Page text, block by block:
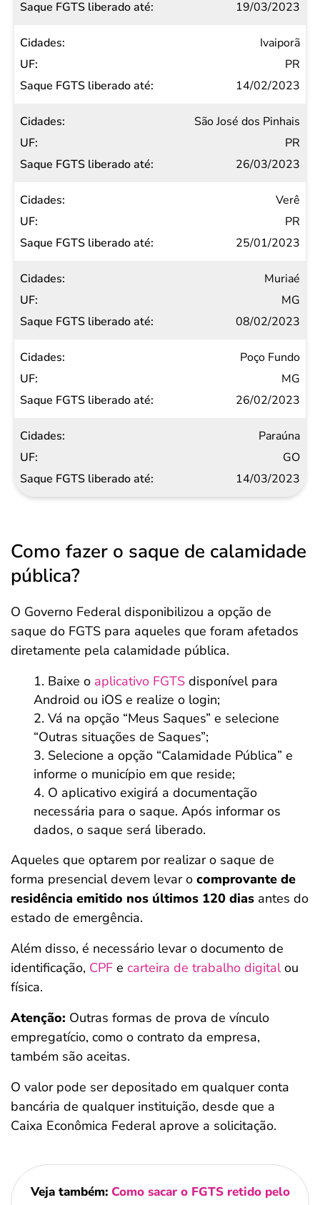
19/03/2023
Ivaiporã
PR
14/02/2023
São José dos Pinhais
PR
26/03/2023
Verê
PR
25/01/2023
Muriaé
MG
08/02/2023
Poço Fundo
MG
26/02/2023
Paraúna
GO
14/03/2023
Como fazer o saque de calamidade
pública?
O Governo Federal disponibilizou a opção de
saque do FGTS para aqueles que foram afetados
diretamente pela calamidade pública.
Baixe o aplicativo FGTS disponível para
Android ou iOS e realize o login;
Vá na opção “Meus Saques” e selecione
“Outras situações de Saques”;
Selecione a opção “Calamidade Pública” e
informe o município em que reside;
O aplicativo exigirá a documentação
necessária para o saque. Após informar os
dados, o saque será liberado.
Aqueles que optarem por realizar o saque de
forma presencial devem levar o comprovante de
residência emitido nos últimos 120 dias antes do
estado de emergência.
Além disso, é necessário levar o documento de
identificação, CPF e carteira de trabalho digitalou
física.
Atenção: Outras formas de prova de vínculo
empregatício, como o contrato da empresa,
também são aceitas.
O valor pode ser depositado em qualquer conta
bancária de qualquer instituição, desde que a
Caixa Econômica Federal aprove a solicitação.
Veja também: Como sacar o FGTS retido pelo